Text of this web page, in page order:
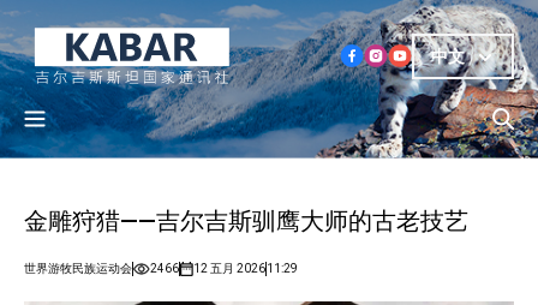
中文
金雕狩猎——吉尔吉斯驯鹰大师的古老技艺
世界游牧民族运动会 2466 12 五月 202611:29